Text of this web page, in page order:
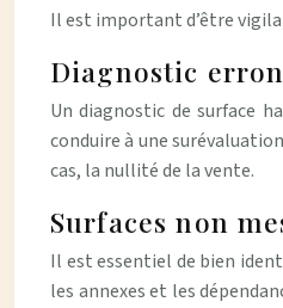
Il est important d’être
Diagnostic
Un diagnostic de surface
conduire à une
cas, la nullité de la vente.
Surfaces non
Il est essentiel de bien
les annexes et les